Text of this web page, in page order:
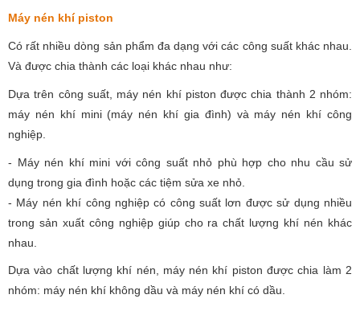
Máy nén khí piston
Có rất nhiều dòng sản phẩm đa dạng với các công suất khác nhau.
Và được chia thành các loại khác nhau như:
Dựa trên công suất, máy nén khí piston được chia thành 2 nhóm:
máy nén khí mini (máy nén khí gia đình) và máy nén khí công
nghiệp.
- Máy nén khí mini với công suất nhỏ phù hợp cho nhu cầu sử
dụng trong gia đình hoặc các tiệm sửa xe nhỏ.
- Máy nén khí công nghiệp có công suất lơn được sử dụng nhiều
trong sản xuất công nghiệp giúp cho ra chất lượng khí nén khác
nhau.
Dựa vào chất lượng khí nén, máy nén khí piston được chia làm 2
nhóm: máy nén khí không dầu và máy nén khí có dầu.